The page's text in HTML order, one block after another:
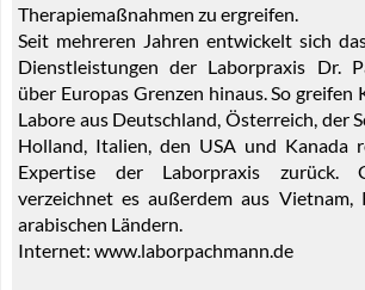
Therapiemaßnahmen zu ergreifen.
Seit mehreren Jahren entwickelt sich
Dienstleistungen der Laborpraxis Dr.
über Europas Grenzen hinaus. So greifen
Labore aus Deutschland, Österreich, der
Holland, Italien, den USA und Kanada
Expertise der Laborpraxis zurück.
verzeichnet es außerdem aus Vietnam,
arabischen Ländern.
Internet: www.laborpachmann.de